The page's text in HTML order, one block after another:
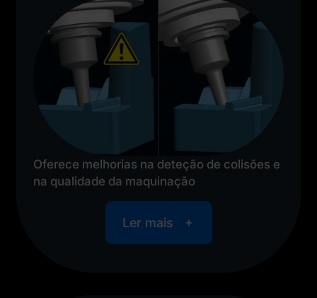
Oferece melhorias na deteção de colisões e
na qualidade da maquinação
Ler mais